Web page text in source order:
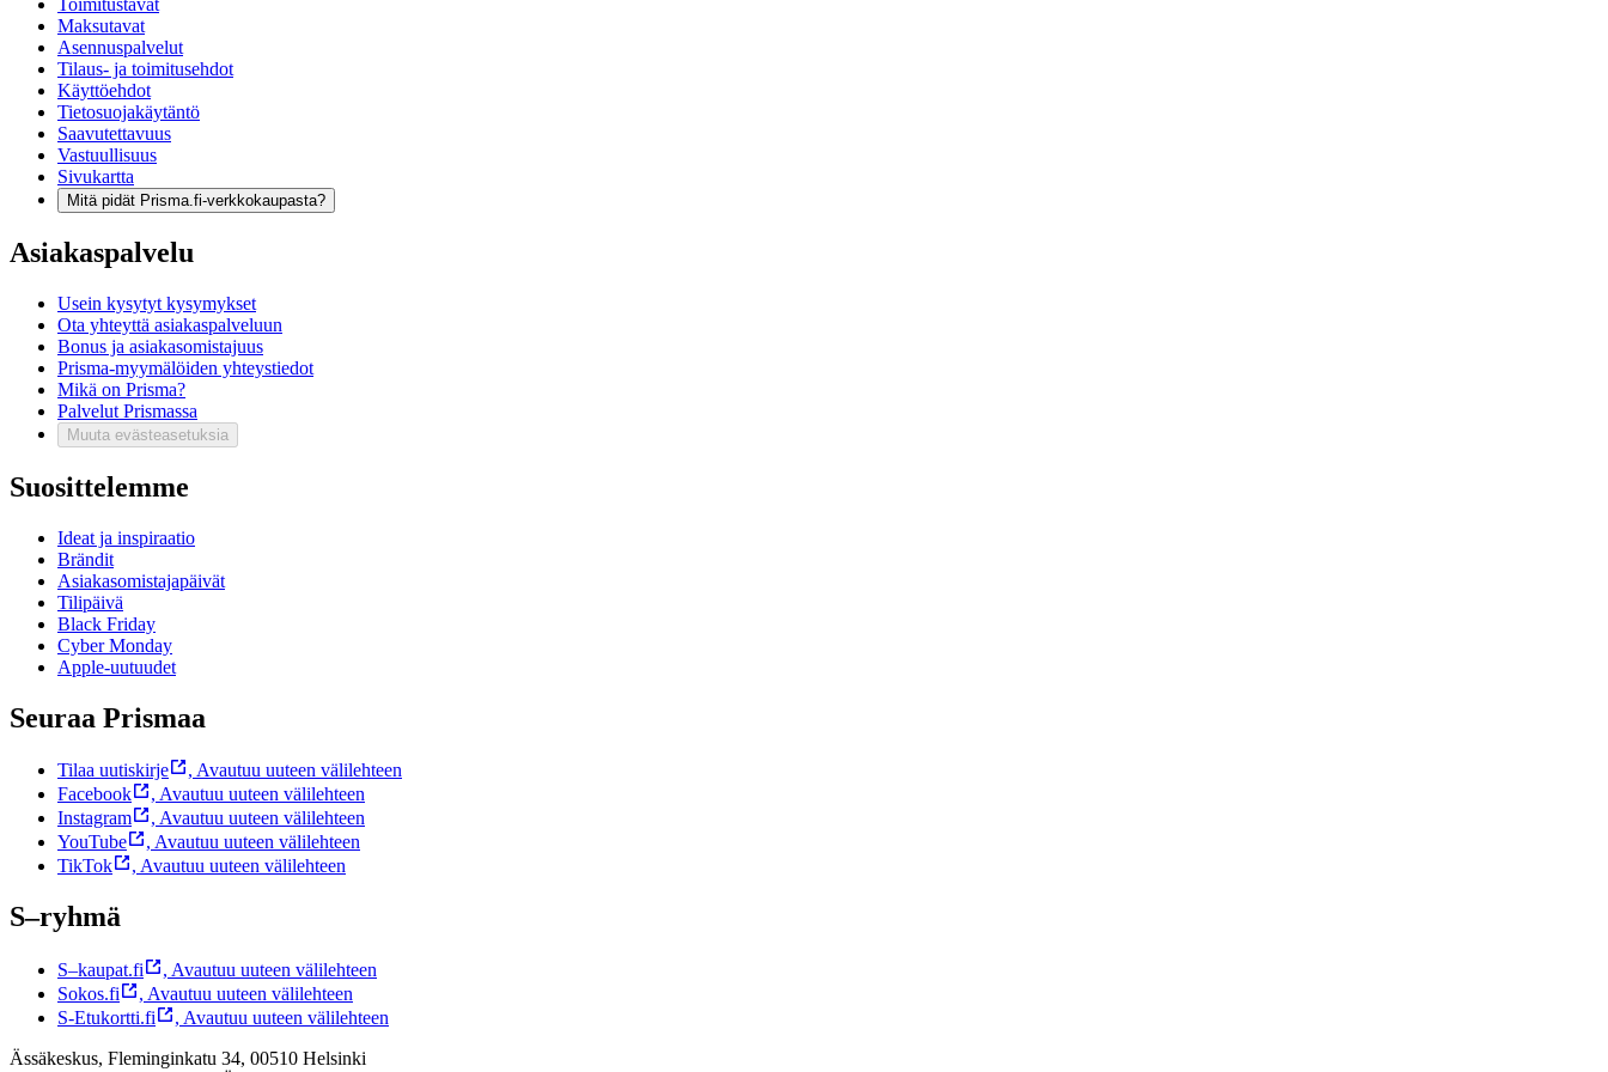
Toimitustavat
Maksutavat
Asennuspalvelut
Tilaus- ja toimitusehdot
Käyttöehdot
Tietosuojakäytäntö
Saavutettavuus
Vastuullisuus
Sivukartta
Mitä pidät Prisma.fi-verkkokaupasta?
Asiakaspalvelu
Usein kysytyt kysymykset
Ota yhteyttä asiakaspalveluun
Bonus ja asiakasomistajuus
Prisma-myymälöiden yhteystiedot
Mikä on Prisma?
Palvelut Prismassa
Muuta evästeasetuksia
Suosittelemme
Ideat ja inspiraatio
Brändit
Asiakasomistajapäivät
Tilipäivä
Black Friday
Cyber Monday
Apple-uutuudet
Seuraa Prismaa
Tilaa uutiskirje , Avautuu uuteen välilehteen
Facebook
, Avautuu uuteen välilehteen
Instagram
, Avautuu uuteen välilehteen
YouTube
, Avautuu uuteen välilehteen
TikTok
, Avautuu uuteen välilehteen
S–ryhmä
S–kaupat.fi , Avautuu uuteen välilehteen
Sokos.fi
, Avautuu uuteen välilehteen
S-Etukortti.fi
, Avautuu uuteen välilehteen
Ässäkeskus, Fleminginkatu 34, 00510 Helsinki